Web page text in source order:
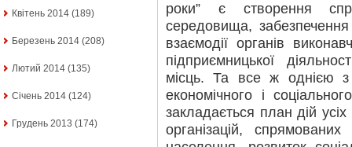
Квітень 2014 (189)
Березень 2014 (208)
Лютий 2014 (135)
Січень 2014 (124)
Грудень 2013 (174)
роки” є створення
середовища, забезпечення
взаємодії органів
підприємницької
місць. Та все ж однією
економічного і
закладається план дій
організацій,